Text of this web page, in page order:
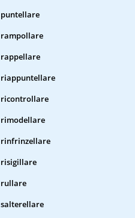
puntellare
rampollare
rappellare
riappuntellare
ricontrollare
rimodellare
rinfrinzellare
risigillare
rullare
salterellare